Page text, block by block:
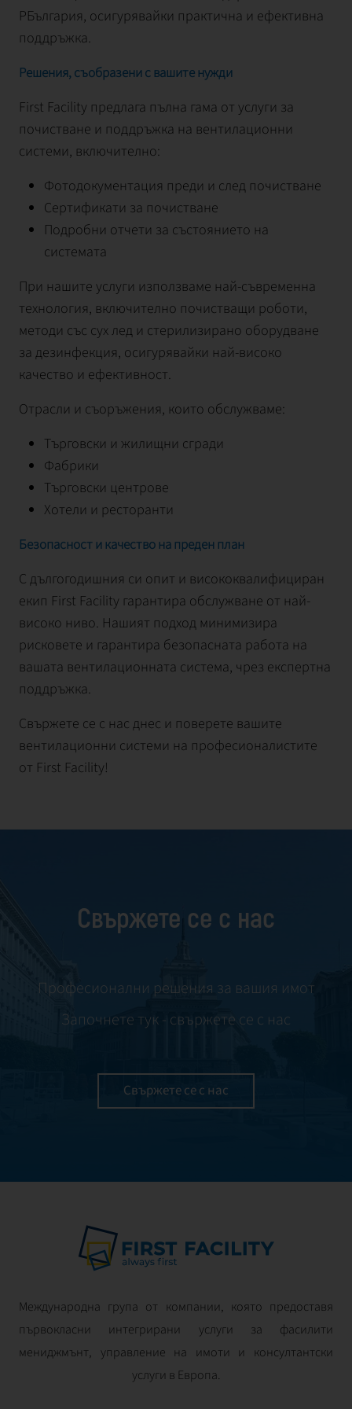
РБългария, осигурявайки практична и ефективна
поддръжка.
Решения, съобразени с вашите нужди
First Facility предлага пълна гама от услуги за
почистване и поддръжка на вентилационни
системи, включително:
Фотодокументация преди и след почистване
Сертификати за почистване
Подробни отчети за състоянието на
системата
При нашите услуги използваме най-съвременна
технология, включително почистващи роботи,
методи със сух лед и стерилизирано оборудване
за дезинфекция, осигурявайки най-високо
качество и ефективност.
Отрасли и съоръжения, които обслужваме:
Търговски и жилищни сгради
Фабрики
Търговски центрове
Хотели и ресторанти
Безопасност и качество на преден план
С дългогодишния си опит и висококвалифициран
екип First Facility гарантира обслужване от най-
високо ниво. Нашият подход минимизира
рисковете и гарантира безопасната работа на
вашата вентилационната система, чрез експертна
поддръжка.
Свържете се с нас днес и поверете вашите
вентилационни системи на професионалистите
от First Facility!
Свържете се с нас
Професионални решения за вашия имот
Започнете тук - свържете се с нас
Свържете се с нас
Международна група от компании, която предоставя
първокласни интегрирани услуги за фасилити
мениджмънт, управление на имоти и консултантски
услуги в Европа.